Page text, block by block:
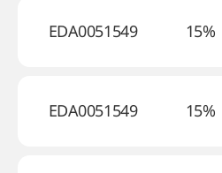
EDA0051549 15%
EDA0051549 15%